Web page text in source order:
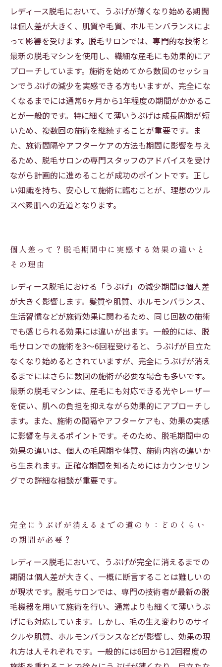
客様の声から見る成功例
レディース脱毛でうぶげが消える期間の真実ま
とめ：正しい知識で美肌を目指そう
レディース脱毛において、うぶげが薄くなり始める期間
は個人差が大きく、肌質や毛質、ホルモンバランスによ
って影響を受けます。脱毛サロンでは、専門的な技術と
最新の脱毛マシンを使用し、繊細な産毛にも効果的にア
プローチしています。施術を始めてから数回のセッショ
ンでうぶげの減少を実感できる方もいますが、完全にな
くなるまでには通常6ヶ月から1年程度の期間がかかるこ
とが一般的です。特に細くて薄いうぶげは成長周期が短
いため、複数回の施術を継続することが重要です。ま
た、施術間隔やアフターケアの方法も期間に影響を与え
るため、脱毛サロンの専門スタッフのアドバイスを受け
ながら計画的に進めることが成功のポイントです。正し
い知識を持ち、安心して施術に臨むことが、理想のツル
スベ素肌への近道となります。
個人差って？脱毛期間中に実感する効果の違いと
その理由
レディース脱毛における「うぶげ」の減少期間は個人差
が大きく影響します。髪質や肌質、ホルモンバランス、
生活習慣などが施術効果に関わるため、同じ回数の施術
でも感じられる効果には違いが出ます。一般的には、脱
毛サロンでの施術を3〜6回程受けると、うぶげが目立た
なくなり始めるとされていますが、完全にうぶげが消え
るまでにはさらに数回の施術が必要な場合も多いです。
最新の脱毛マシンは、産毛にも対応できる光やレーザー
を使い、肌への負担を抑えながら効果的にアプローチし
ます。また、施術の間隔やアフターケアも、効果の実感
に影響を与えるポイントです。そのため、脱毛期間中の
効果の違いは、個人の毛周期や体質、施術内容の違いか
ら生まれます。正確な期間を知るためにはカウンセリン
グでの詳細な相談が重要です。
完全にうぶげが消えるまでの道のり：どのくらい
の期間が必要？
レディース脱毛において、うぶげが完全に消えるまでの
期間は個人差が大きく、一概に断言することは難しいの
が現状です。脱毛サロンでは、専門の技術者が最新の脱
毛機器を用いて施術を行い、通常よりも細くて薄いうぶ
げにも対応しています。しかし、毛の生え変わりのサイ
クルや肌質、ホルモンバランスなどが影響し、効果の現
れ方は人それぞれです。一般的には6回から12回程度の